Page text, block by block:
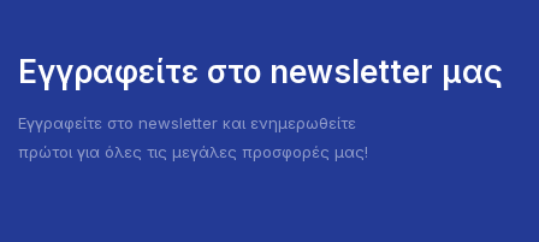
Εγγραφείτε στο newsletter μας
Εγγραφείτε στο newsletter και ενημερωθείτε
πρώτοι για όλες τις μεγάλες προσφορές μας!